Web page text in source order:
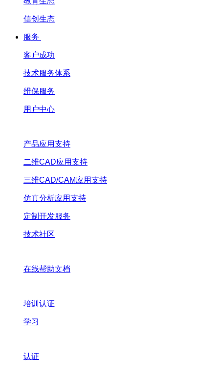
信创生态
服务
客户成功
技术服务体系
维保服务
用户中心
产品应用支持
二维CAD应用支持
三维CAD/CAM应用支持
仿真分析应用支持
定制开发服务
技术社区
在线帮助文档
培训认证
学习
认证